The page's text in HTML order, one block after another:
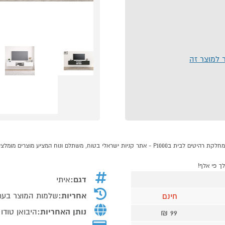
למוצר זה
חינם
99 ₪
דגם:איתי
אחריות:שלמות המוצר
נותן האחריות:היבואן